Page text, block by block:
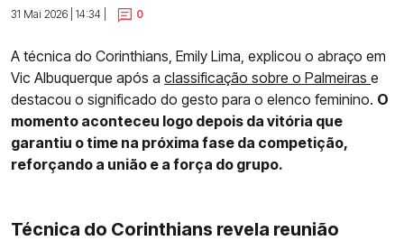
31 Mai 2026 | 14:34 |
0
A técnica do Corinthians, Emily Lima, explicou o abraço em
Vic Albuquerque após a classificação sobre o Palmeiras e
destacou o significado do gesto para o elenco feminino. O
momento aconteceu logo depois da vitória que
garantiu o time na próxima fase da competição,
reforçando a união e a força do grupo.
Técnica do Corinthians revela reunião